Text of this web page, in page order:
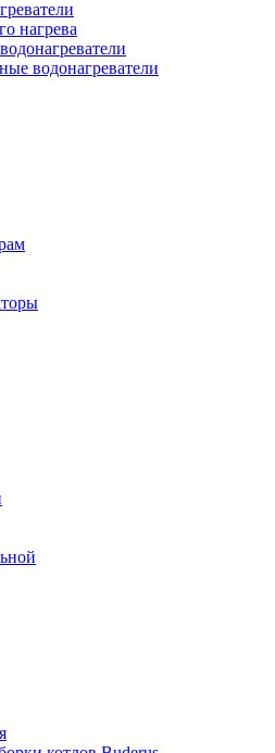
нагрева
водонагреватели